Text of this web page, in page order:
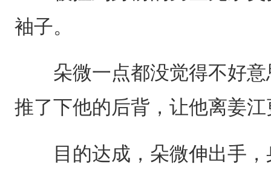
袖子。
朵微一点都没觉得不好意
推了下他的后背，让他离姜
目的达成，朵微伸出手，